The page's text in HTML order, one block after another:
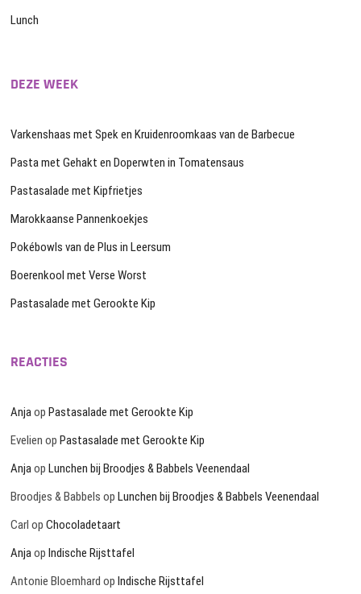
Lunch
DEZE WEEK
Varkenshaas met Spek en Kruidenroomkaas van de Barbecue
Pasta met Gehakt en Doperwten in Tomatensaus
Pastasalade met Kipfrietjes
Marokkaanse Pannenkoekjes
Pokébowls van de Plus in Leersum
Boerenkool met Verse Worst
Pastasalade met Gerookte Kip
REACTIES
AnjaopPastasalade met Gerookte Kip
Evelien opPastasalade met Gerookte Kip
AnjaopLunchen bij Broodjes & Babbels Veenendaal
Broodjes & Babbels opLunchen bij Broodjes & Babbels Veenendaal
Carl opChocoladetaart
AnjaopIndische Rijsttafel
Antonie Bloemhard opIndische Rijsttafel